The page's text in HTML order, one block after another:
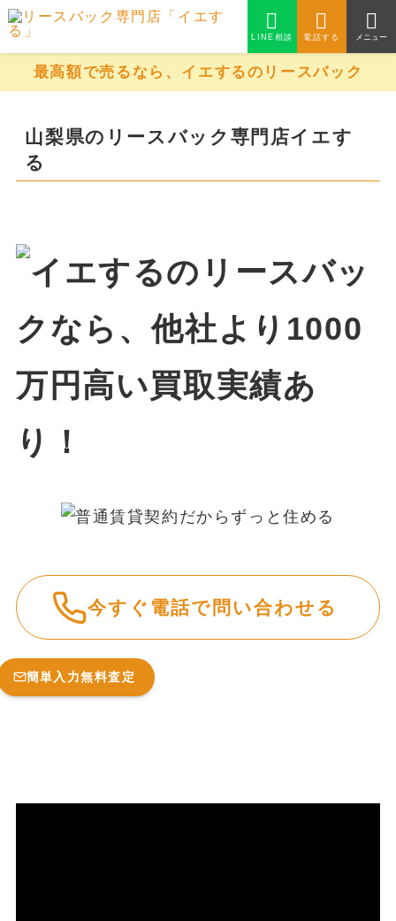
LINE相談 電話する メニュー
最高額で売るなら、イエするのリースバック
山梨県のリースバック専門店イエす
る
今すぐ電話で問い合わせる
簡単入力無料査定